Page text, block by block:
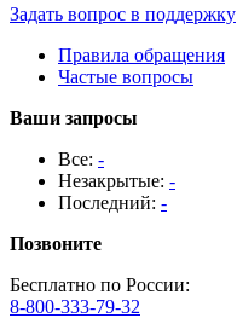
Задать вопрос в поддержку
Правила обращения
Частые вопросы
Ваши запросы
Все: -
Незакрытые: -
Последний: -
Позвоните
Бесплатно по России:
8-800-333-79-32